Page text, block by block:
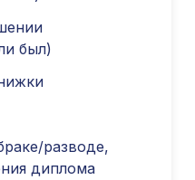
был)
разводе,
диплома